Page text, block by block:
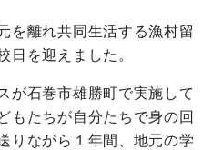
を離れ共同生活する漁村留
日を迎えました。
が石巻市雄勝町で実施して
もたちが自分たちで身の回
りながら１年間、地元の学